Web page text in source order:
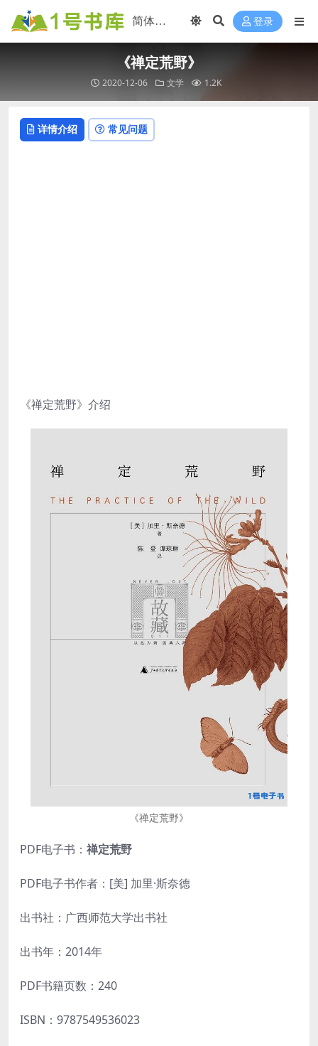
登录
《禅定荒野》
2020-12-06 文学 1.2K
详情介绍 常见问题
《禅定荒野》介绍
《禅定荒野》
PDF电子书： 禅定荒野
PDF电子书作者：[美] 加里·斯奈德
出书社：广西师范大学出书社
出书年：2014年
PDF书籍页数：240
ISBN：9787549536023